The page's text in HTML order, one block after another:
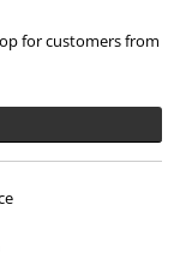
for customers from